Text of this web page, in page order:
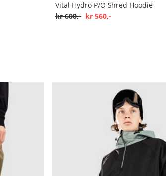
Vital Hydro P/O Shred Hoodie
kr 600,- kr 560,-